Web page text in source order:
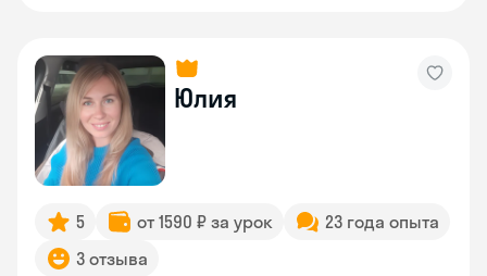
Юлия
5 от 1590 ₽ за урок
23 года опыта
3 отзыва